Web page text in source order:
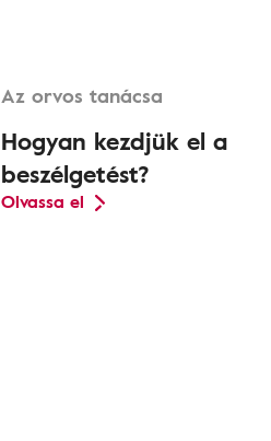
Az orvos tanácsa
Hogyan kezdjük el a
beszélgetést?
Olvassa el